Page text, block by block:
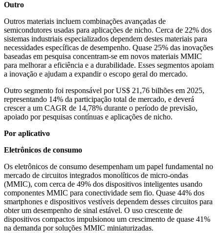
Outro
Outros materiais incluem combinações avançadas de
semicondutores usadas para aplicações de nicho. Cerca de 22% dos
sistemas industriais especializados dependem destes materiais para
necessidades específicas de desempenho. Quase 25% das inovações
baseadas em pesquisa concentram-se em novos materiais MMIC
para melhorar a eficiência e a durabilidade. Esses segmentos apoiam
a inovação e ajudam a expandir o escopo geral do mercado.
Outro segmento foi responsável por US$ 21,76 bilhões em 2025,
representando 14% da participação total de mercado, e deverá
crescer a um CAGR de 14,78% durante o período de previsão,
apoiado por pesquisas contínuas e aplicações de nicho.
Por aplicativo
Eletrônicos de consumo
Os eletrônicos de consumo desempenham um papel fundamental no
mercado de circuitos integrados monolíticos de micro-ondas
(MMIC), com cerca de 49% dos dispositivos inteligentes usando
componentes MMIC para conectividade sem fio. Quase 44% dos
smartphones e dispositivos vestíveis dependem desses circuitos para
obter um desempenho de sinal estável. O uso crescente de
dispositivos compactos impulsionou um crescimento de quase 41%
na demanda por soluções MMIC miniaturizadas.